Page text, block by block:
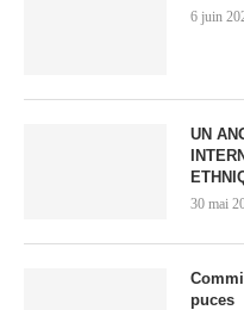
6 juin
UN
30 mai
puces